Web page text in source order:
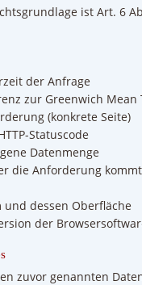
ist Art. 6
der Anfrage
zur Greenwich Mean
(konkrete Seite)
Statuscode
Datenmenge
die Anforderung kommt
und dessen Oberfläche
der
zuvor genannten